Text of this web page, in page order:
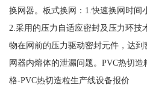
换网器。板式换网：1.快速换网时间
2.采用的压力自适应密封及压力环技
物在网前的压力驱动密封元件，达
网器内熔体的泄漏问题。PVC热切
格-PVC热切造粒生产线设备报价